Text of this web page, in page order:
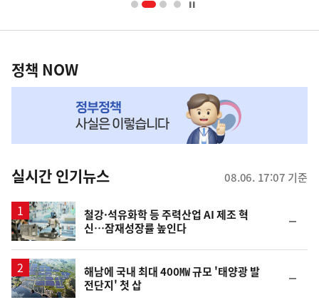
영
책
NOW,
뉴
스
정책 NOW
실시간 인기뉴스 08.06. 17:07 기준
철강·석유화학 등 주력산업 AI 제조 혁
신…잠재성장률 높인다
일
해남에 국내 최대 400㎿ 규모 '태양광 발
전단지' 첫 삽